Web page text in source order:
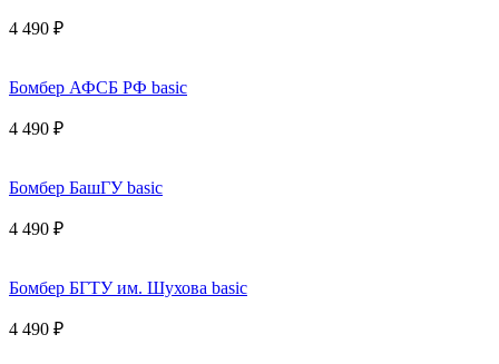
4 490 ₽
Бомбер АФСБ РФ basic
4 490 ₽
Бомбер БашГУ basic
4 490 ₽
Бомбер БГТУ им. Шухова basic
4 490 ₽